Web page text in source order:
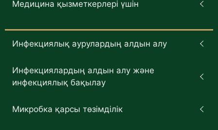
Медицина қызметкерлері үшін
Инфекциялық аурулардың алдын алу
Инфекциялардың алдын алу және
инфекциялық бақылау
Микробка қарсы төзімділік